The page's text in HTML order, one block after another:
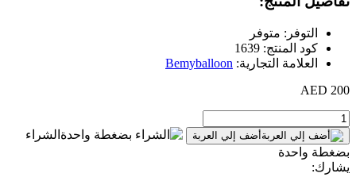
التوفر: متوفر
كود المنتج: 1639
العلامة التجارية: Bemyballoon
200 AED
أضف إلي العربة
الشراء
بضغطة واحدة
يشارك: